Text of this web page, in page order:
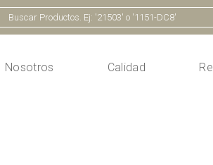
Nosotros Calidad